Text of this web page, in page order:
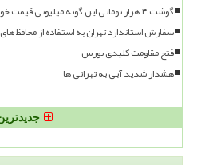
گوشت ۴ هزار تومانی این گونه میلیونی قیمت خورد
سفارش استاندارد تهران به استفاده از محافظ
فتح مقاومت کلیدی بورس
هشدار شدید آبی به تهرانی ها